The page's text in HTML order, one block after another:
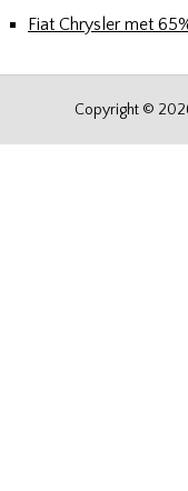
Fiat Chrysler met
Copyright ©